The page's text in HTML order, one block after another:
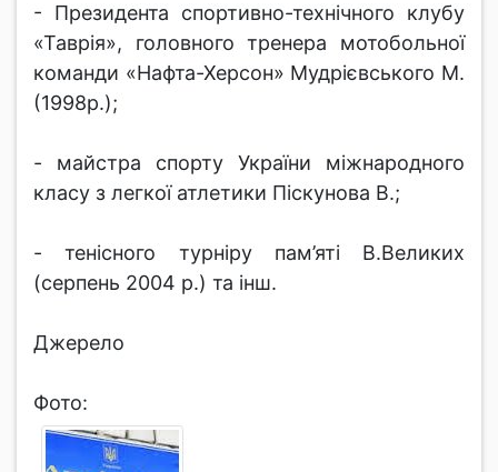
- Президента спортивно-технічного клубу
«Таврія», головного тренера мотобольної
команди «Нафта-Херсон» Мудрієвського М.
(1998р.);
- майстра спорту України міжнародного
класу з легкої атлетики Піскунова В.;
- тенісного турніру пам’яті В.Великих
(серпень 2004 р.) та інш.
Джерело
Фото: